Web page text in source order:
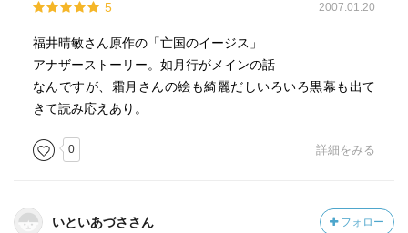
5 2007.01.20
福井晴敏さん原作の「亡国のイージス」
アナザーストーリー。如月行がメインの話
なんですが、霜月さんの絵も綺麗だしいろいろ黒幕も出て
きて読み応えあり。
0 詳細をみる
いといあづささん フォロー